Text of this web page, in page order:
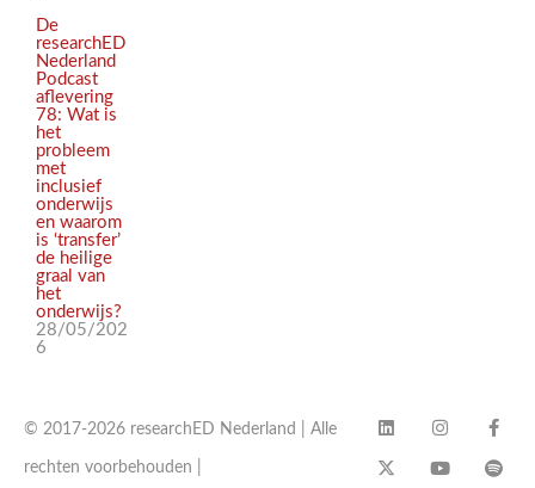
De
researchED
Nederland
Podcast
aflevering
78: Wat is
het
probleem
met
inclusief
onderwijs
en waarom
is ‘transfer’
de heilige
graal van
het
onderwijs?
28/05/202
6
© 2017-2026 researchED Nederland | Alle
rechten voorbehouden |